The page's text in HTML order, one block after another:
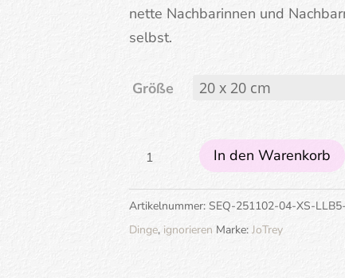
nette Nachbarinnen und
selbst.
Größe
Man
die
Dinge
In den Warenkorb
Artikelnummer: SEQ-251102-04-XS-
Dinge, ignorieren Marke: JoTrey